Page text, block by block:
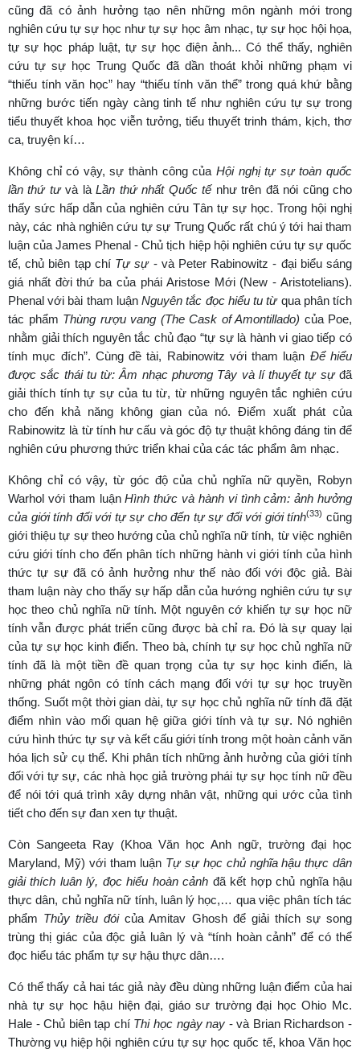
cũng đã có ảnh hưởng tạo nên những môn ngành mới trong
nghiên cứu tự sự học như tự sự học âm nhạc, tự sự học hội họa,
tự sự học pháp luật, tự sự học điện ảnh... Có thể thấy, nghiên
cứu tự sự học Trung Quốc đã dần thoát khỏi những phạm vi
“thiếu tính văn học” hay “thiếu tính văn thể” trong quá khứ bằng
những bước tiến ngày càng tinh tế như nghiên cứu tự sự trong
tiểu thuyết khoa học viễn tưởng, tiểu thuyết trinh thám, kịch, thơ
ca, truyện kí…
Không chỉ có vậy, sự thành công của Hội nghị tự sự toàn quốc
lần thứ tưvà làLần thứ nhất Quốc tế như trên đã nói cũng cho
thấy sức hấp dẫn của nghiên cứu Tân tự sự học. Trong hội nghị
này, các nhà nghiên cứu tự sự Trung Quốc rất chú ý tới hai tham
luận của James Phenal - Chủ tịch hiệp hội nghiên cứu tự sự quốc
tế, chủ biên tạp chí Tự sự- và Peter Rabinowitz - đại biểu sáng
giá nhất đời thứ ba của phái Aristose Mới (New - Aristotelians).
Phenal với bài tham luậnNguyên tắc đọc hiểu tu từ qua phân tích
tác phẩm Thùng rượu vang (The Cask of Amontillado) của Poe,
nhằm giải thích nguyên tắc chủ đạo “tự sự là hành vi giao tiếp có
tính mục đích”. Cùng đề tài, Rabinowitz với tham luận Để hiểu
được sắc thái tu từ: Âm nhạc phương Tây và lí thuyết tự sựđã
giải thích tính tự sự của tu từ, từ những nguyên tắc nghiên cứu
cho đến khả năng không gian của nó. Điểm xuất phát của
Rabinowitz là từ tính hư cấu và góc độ tự thuật không đáng tin để
nghiên cứu phương thức triển khai của các tác phẩm âm nhạc.
Không chỉ có vậy, từ góc độ của chủ nghĩa nữ quyền, Robyn
Warhol với tham luậnHình thức và hành vi tình cảm: ảnh hưởng
của giới tính đối với tự sự cho đến tự sự đối với giới tính(33) cũng
giới thiệu tự sự theo hướng của chủ nghĩa nữ tính, từ việc nghiên
cứu giới tính cho đến phân tích những hành vi giới tính của hình
thức tự sự đã có ảnh hưởng như thế nào đối với độc giả. Bài
tham luận này cho thấy sự hấp dẫn của hướng nghiên cứu tự sự
học theo chủ nghĩa nữ tính. Một nguyên cớ khiến tự sự học nữ
tính vẫn được phát triển cũng được bà chỉ ra. Đó là sự quay lại
của tự sự học kinh điển. Theo bà, chính tự sự học chủ nghĩa nữ
tính đã là một tiền đề quan trọng của tự sự học kinh điển, là
những phát ngôn có tính cách mạng đối với tự sự học truyền
thống. Suốt một thời gian dài, tự sự học chủ nghĩa nữ tính đã đặt
điểm nhìn vào mối quan hệ giữa giới tính và tự sự. Nó nghiên
cứu hình thức tự sự và kết cấu giới tính trong một hoàn cảnh văn
hóa lịch sử cụ thể. Khi phân tích những ảnh hưởng của giới tính
đối với tự sự, các nhà học giả trường phái tự sự học tính nữ đều
để nói tới quá trình xây dựng nhân vật, những qui ước của tình
tiết cho đến sự đan xen tự thuật.
Còn Sangeeta Ray (Khoa Văn học Anh ngữ, trường đại học
Maryland, Mỹ) với tham luận Tự sự học chủ nghĩa hậu thực dân
giải thích luân lý, đọc hiểu hoàn cảnh đã kết hợp chủ nghĩa hậu
thực dân, chủ nghĩa nữ tính, luân lý học,… qua việc phân tích tác
phẩm Thủy triều đóicủa Amitav Ghosh để giải thích sự song
trùng thị giác của độc giả luân lý và “tính hoàn cảnh” để có thể
đọc hiểu tác phẩm tự sự hậu thực dân….
Có thể thấy cả hai tác giả này đều dùng những luận điểm của hai
nhà tự sự học hậu hiện đại, giáo sư trường đại học Ohio Mc.
Hale - Chủ biên tạp chí Thi học ngày nay - và Brian Richardson -
Thường vụ hiệp hội nghiên cứu tự sự học quốc tế, khoa Văn học